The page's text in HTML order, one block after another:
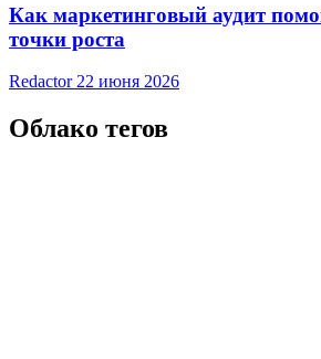
Как маркетинговый аудит
точки роста
Redactor22 июня 2026
Облако тегов